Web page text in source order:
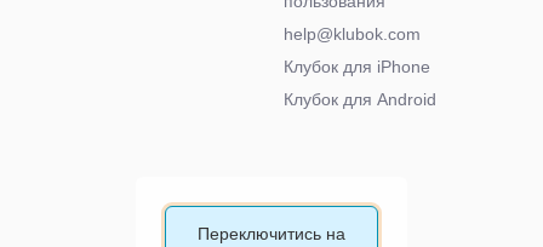
help@klubok.com
Клубок для iPhone
Клубок для Android
Переключитись на